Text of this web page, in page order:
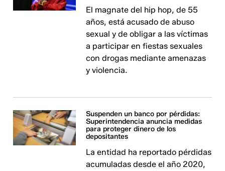
El magnate del hip hop, de 55
años, está acusado de abuso
sexual y de obligar a las víctimas
a participar en fiestas sexuales
con drogas mediante amenazas
y violencia.
Suspenden un banco por pérdidas:
Superintendencia anuncia medidas
para proteger dinero de los
depositantes
La entidad ha reportado pérdidas
acumuladas desde el año 2020,